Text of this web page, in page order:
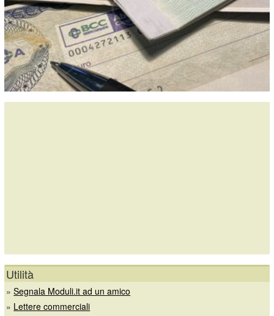
Utilità
»Segnala Moduli.it ad un amico
» Lettere commerciali